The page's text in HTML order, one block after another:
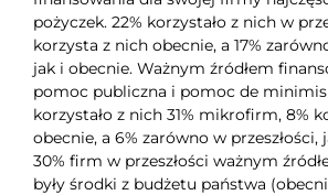
pożyczek. 22% korzystało z nich w
korzysta z nich obecnie, a 17%
jak i obecnie. Ważnym źródłem
pomoc publiczna i pomoc de minimis
korzystało z nich 31% mikrofirm, 8%
obecnie, a 6% zarówno w przeszłości,
30% firm w przeszłości ważnym
były środki z budżetu państwa